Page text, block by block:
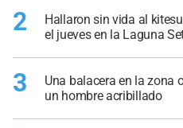
2
Hallaron sin vida al
el jueves en la Laguna
3
Una balacera en la zona
un hombre acribillado